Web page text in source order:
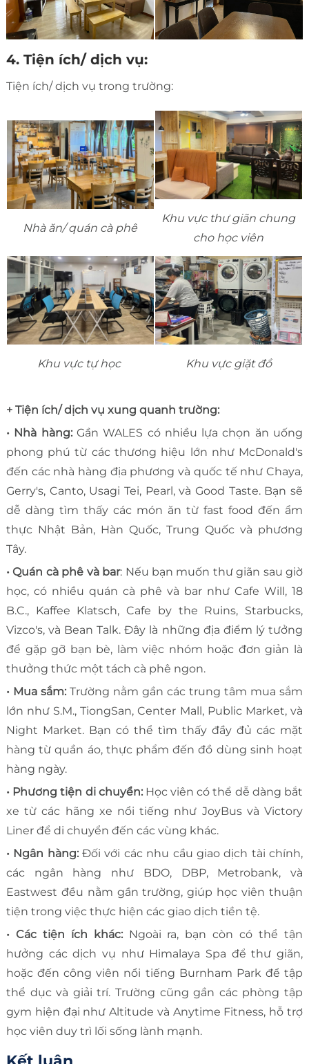
4. Tiện ích/ dịch vụ:
Tiện ích/ dịch vụ trong trường:
Nhà ăn/ quán cà phê
Khu vực thư giãn chung
cho học viên
Khu vực tự học Khu vực giặt đồ
+ Tiện ích/ dịch vụ xung quanh trường:
• Nhà hàng:Gần WALES có nhiều lựa chọn ăn uống
phong phú từ các thương hiệu lớn như McDonald's
đến các nhà hàng địa phương và quốc tế như Chaya,
Gerry's, Canto, Usagi Tei, Pearl, và Good Taste. Bạn sẽ
dễ dàng tìm thấy các món ăn từ fast food đến ẩm
thực Nhật Bản, Hàn Quốc, Trung Quốc và phương
Tây.
• Quán cà phê và bar: Nếu bạn muốn thư giãn sau giờ
học, có nhiều quán cà phê và bar như Cafe Will, 18
B.C., Kaffee Klatsch, Cafe by the Ruins, Starbucks,
Vizco's, và Bean Talk. Đây là những địa điểm lý tưởng
để gặp gỡ bạn bè, làm việc nhóm hoặc đơn giản là
thưởng thức một tách cà phê ngon.
• Mua sắm: Trường nằm gần các trung tâm mua sắm
lớn như S.M., TiongSan, Center Mall, Public Market, và
Night Market. Bạn có thể tìm thấy đầy đủ các mặt
hàng từ quần áo, thực phẩm đến đồ dùng sinh hoạt
hàng ngày.
• Phương tiện di chuyển:Học viên có thể dễ dàng bắt
xe từ các hãng xe nổi tiếng như JoyBus và Victory
Liner để di chuyển đến các vùng khác.
• Ngân hàng:Đối với các nhu cầu giao dịch tài chính,
các ngân hàng như BDO, DBP, Metrobank, và
Eastwest đều nằm gần trường, giúp học viên thuận
tiện trong việc thực hiện các giao dịch tiền tệ.
• Các tiện ích khác:Ngoài ra, bạn còn có thể tận
hưởng các dịch vụ như Himalaya Spa để thư giãn,
hoặc đến công viên nổi tiếng Burnham Park để tập
thể dục và giải trí. Trường cũng gần các phòng tập
gym hiện đại như Altitude và Anytime Fitness, hỗ trợ
học viên duy trì lối sống lành mạnh.